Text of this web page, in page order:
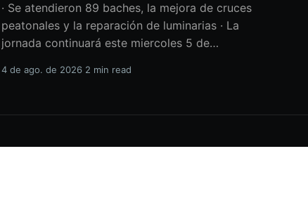
· Se atendieron 89 baches, la mejora de cruces
peatonales y la reparación de luminarias · La
jornada continuará este miercoles 5 de
ante la temporada de lluvias Con el retiro de
además de la atención de casi 450
4 de ago. de 2026 2 min read